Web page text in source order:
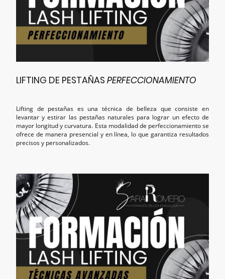
LIFTING DE PESTAÑAS PERFECCIONAMIENTO
Lifting de pestañas es una técnica de belleza que consiste en
levantar y estirar las pestañas naturales para lograr un efecto de
mayor longitud y curvatura. Esta modalidad de perfeccionamiento se
ofrece de manera presencial y en línea, lo que garantiza resultados
precisos y personalizados.